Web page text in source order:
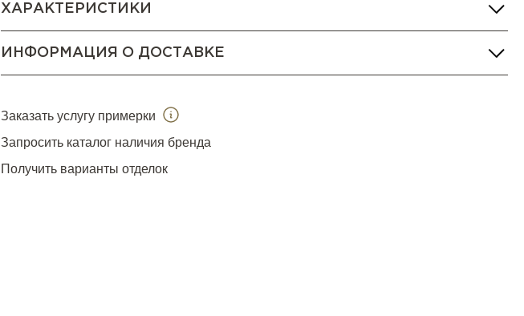
ХАРАКТЕРИСТИКИ
ИНФОРМАЦИЯ О ДОСТАВКЕ
Заказать услугу примерки
Запросить каталог наличия бренда
Получить варианты отделок